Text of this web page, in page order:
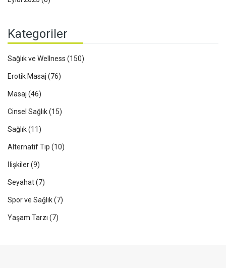
Kategoriler
Sağlık ve Wellness (150)
Erotik Masaj (76)
Masaj (46)
Cinsel Sağlık(15)
Sağlık(11)
Alternatif Tıp (10)
İlişkiler(9)
Seyahat(7)
Spor ve Sağlık(7)
Yaşam Tarzı (7)